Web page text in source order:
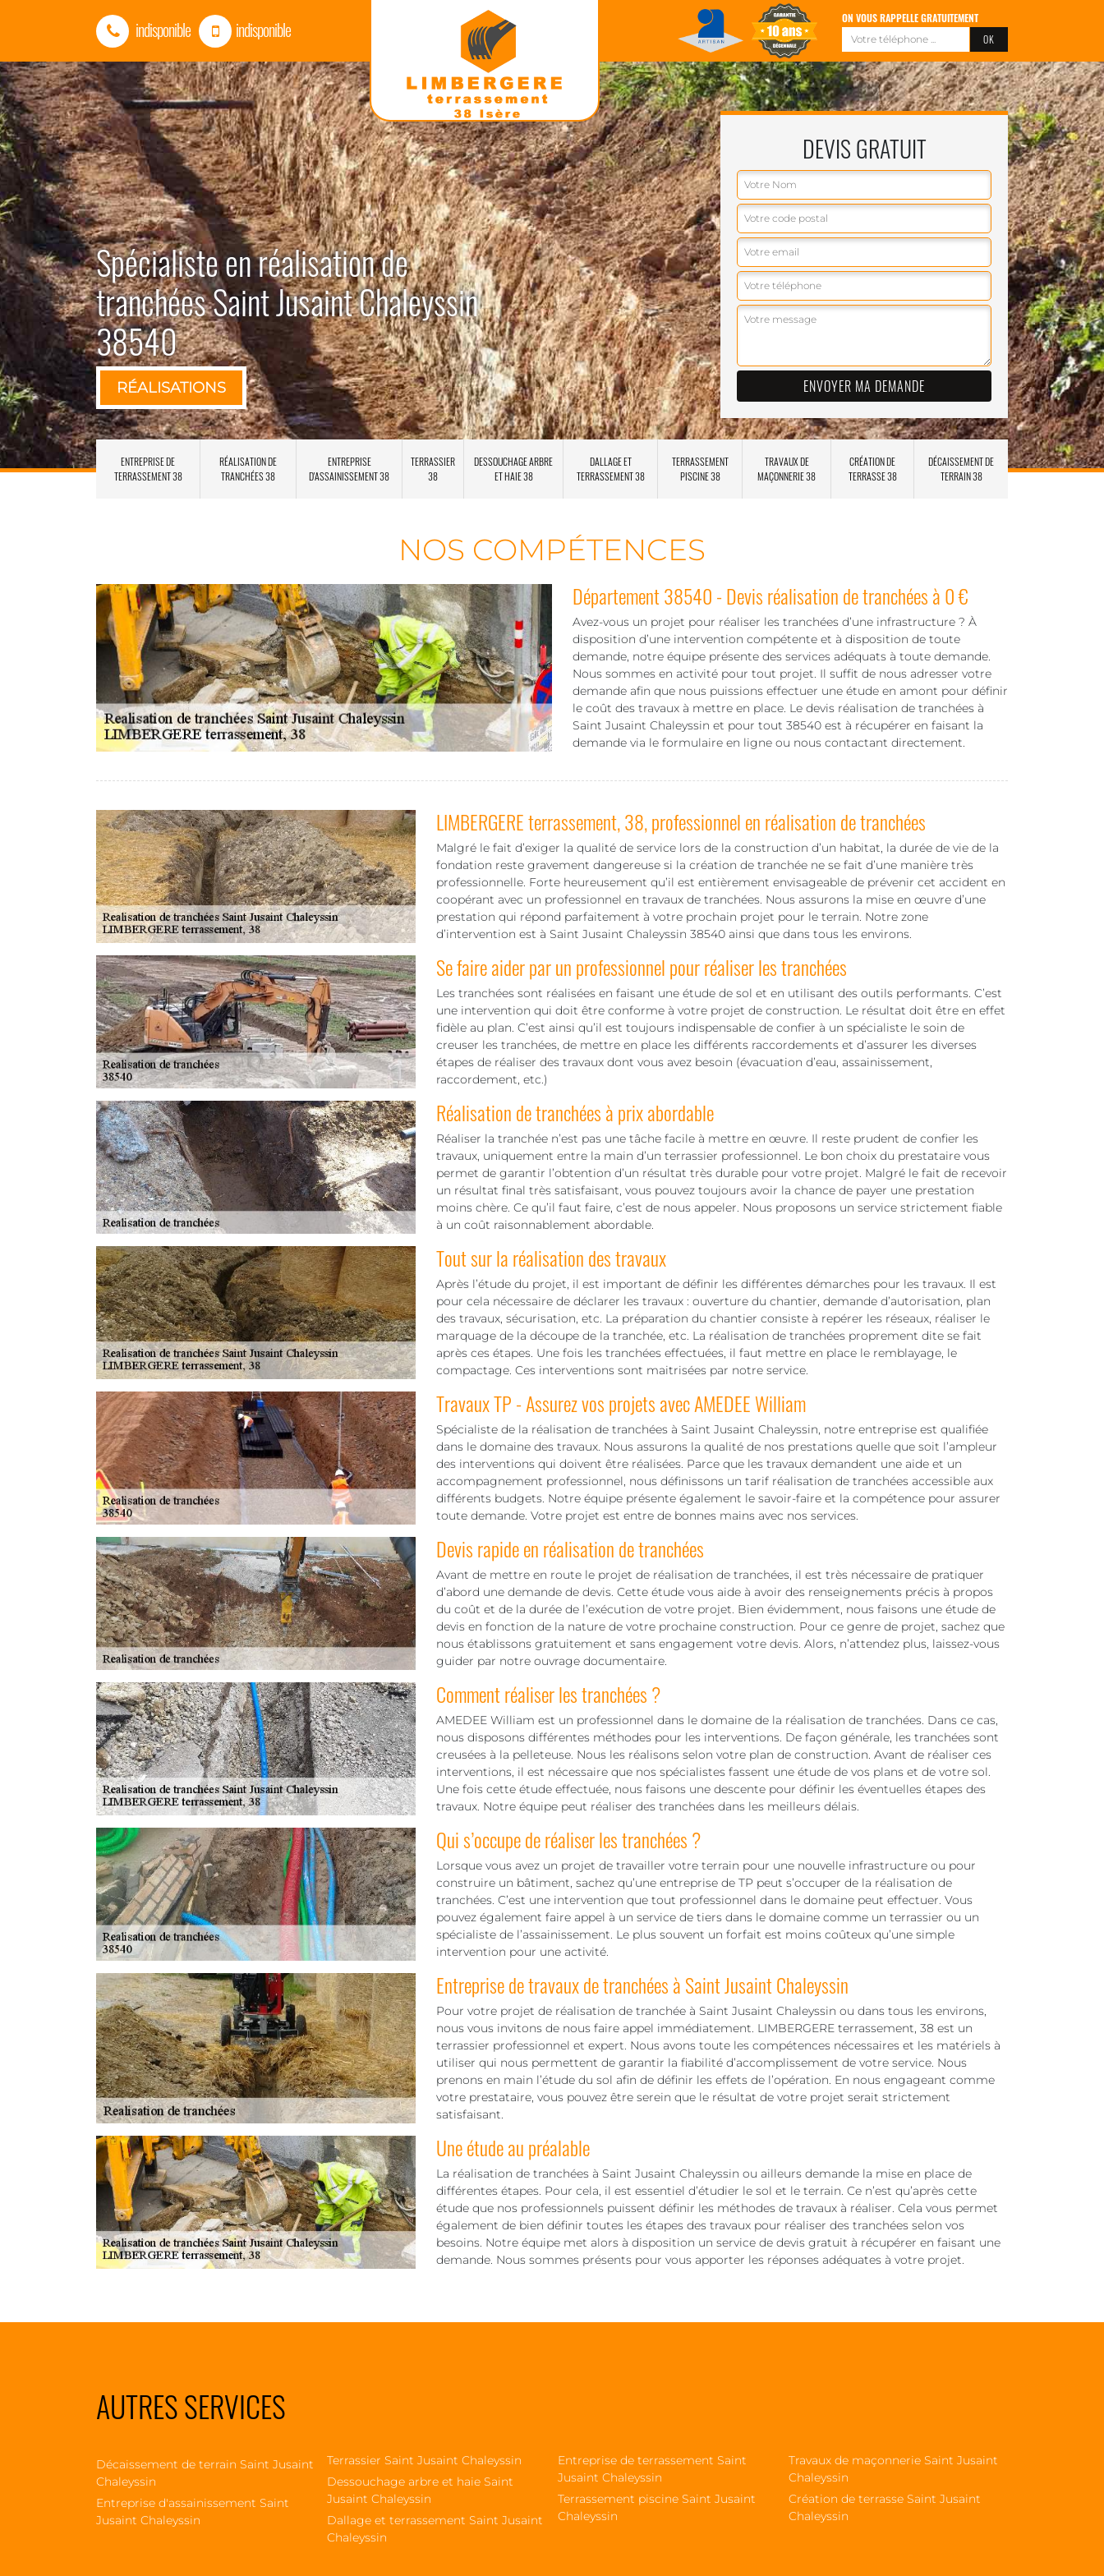
indisponible indisponible ON VOUS RAPPELLE GRATUITEMENT
Spécialiste en réalisation de
tranchées Saint Jusaint Chaleyssin
38540
RÉALISATIONS
DEVIS GRATUIT
ENTREPRISE DE
TERRASSEMENT 38
RÉALISATION DE
TRANCHÉES 38
ENTREPRISE
D'ASSAINISSEMENT 38
TERRASSIER
38
DESSOUCHAGE ARBRE
ET HAIE 38
DALLAGE ET
TERRASSEMENT 38
TERRASSEMENT
PISCINE 38
TRAVAUX DE
MAÇONNERIE 38
CRÉATION DE
TERRASSE 38
DÉCAISSEMENT DE
TERRAIN 38
NOS COMPÉTENCES
Département 38540 - Devis réalisation de tranchées à 0 €
Avez-vous un projet pour réaliser les tranchées d’une infrastructure ? À
disposition d’une intervention compétente et à disposition de toute
demande, notre équipe présente des services adéquats à toute demande.
Nous sommes en activité pour tout projet. Il suffit de nous adresser votre
demande afin que nous puissions effectuer une étude en amont pour définir
le coût des travaux à mettre en place. Le devis réalisation de tranchées à
Saint Jusaint Chaleyssin et pour tout 38540 est à récupérer en faisant la
demande via le formulaire en ligne ou nous contactant directement.
LIMBERGERE terrassement, 38, professionnel en réalisation de tranchées
Malgré le fait d’exiger la qualité de service lors de la construction d’un habitat, la durée de vie de la
fondation reste gravement dangereuse si la création de tranchée ne se fait d’une manière très
professionnelle. Forte heureusement qu’il est entièrement envisageable de prévenir cet accident en
coopérant avec un professionnel en travaux de tranchées. Nous assurons la mise en œuvre d’une
prestation qui répond parfaitement à votre prochain projet pour le terrain. Notre zone
d’intervention est à Saint Jusaint Chaleyssin 38540 ainsi que dans tous les environs.
Se faire aider par un professionnel pour réaliser les tranchées
Les tranchées sont réalisées en faisant une étude de sol et en utilisant des outils performants. C’est
une intervention qui doit être conforme à votre projet de construction. Le résultat doit être en effet
fidèle au plan. C’est ainsi qu’il est toujours indispensable de confier à un spécialiste le soin de
creuser les tranchées, de mettre en place les différents raccordements et d’assurer les diverses
étapes de réaliser des travaux dont vous avez besoin (évacuation d’eau, assainissement,
raccordement, etc.)
Réalisation de tranchées à prix abordable
Réaliser la tranchée n’est pas une tâche facile à mettre en œuvre. Il reste prudent de confier les
travaux, uniquement entre la main d’un terrassier professionnel. Le bon choix du prestataire vous
permet de garantir l’obtention d’un résultat très durable pour votre projet. Malgré le fait de recevoir
un résultat final très satisfaisant, vous pouvez toujours avoir la chance de payer une prestation
moins chère. Ce qu’il faut faire, c’est de nous appeler. Nous proposons un service strictement fiable
à un coût raisonnablement abordable.
Tout sur la réalisation des travaux
Après l’étude du projet, il est important de définir les différentes démarches pour les travaux. Il est
pour cela nécessaire de déclarer les travaux : ouverture du chantier, demande d’autorisation, plan
des travaux, sécurisation, etc. La préparation du chantier consiste à repérer les réseaux, réaliser le
marquage de la découpe de la tranchée, etc. La réalisation de tranchées proprement dite se fait
après ces étapes. Une fois les tranchées effectuées, il faut mettre en place le remblayage, le
compactage. Ces interventions sont maitrisées par notre service.
Travaux TP - Assurez vos projets avec AMEDEE William
Spécialiste de la réalisation de tranchées à Saint Jusaint Chaleyssin, notre entreprise est qualifiée
dans le domaine des travaux. Nous assurons la qualité de nos prestations quelle que soit l’ampleur
des interventions qui doivent être réalisées. Parce que les travaux demandent une aide et un
accompagnement professionnel, nous définissons un tarif réalisation de tranchées accessible aux
différents budgets. Notre équipe présente également le savoir-faire et la compétence pour assurer
toute demande. Votre projet est entre de bonnes mains avec nos services.
Devis rapide en réalisation de tranchées
Avant de mettre en route le projet de réalisation de tranchées, il est très nécessaire de pratiquer
d’abord une demande de devis. Cette étude vous aide à avoir des renseignements précis à propos
du coût et de la durée de l’exécution de votre projet. Bien évidemment, nous faisons une étude de
devis en fonction de la nature de votre prochaine construction. Pour ce genre de projet, sachez que
nous établissons gratuitement et sans engagement votre devis. Alors, n’attendez plus, laissez-vous
guider par notre ouvrage documentaire.
Comment réaliser les tranchées ?
AMEDEE William est un professionnel dans le domaine de la réalisation de tranchées. Dans ce cas,
nous disposons différentes méthodes pour les interventions. De façon générale, les tranchées sont
creusées à la pelleteuse. Nous les réalisons selon votre plan de construction. Avant de réaliser ces
interventions, il est nécessaire que nos spécialistes fassent une étude de vos plans et de votre sol.
Une fois cette étude effectuée, nous faisons une descente pour définir les éventuelles étapes des
travaux. Notre équipe peut réaliser des tranchées dans les meilleurs délais.
Qui s’occupe de réaliser les tranchées ?
Lorsque vous avez un projet de travailler votre terrain pour une nouvelle infrastructure ou pour
construire un bâtiment, sachez qu’une entreprise de TP peut s’occuper de la réalisation de
tranchées. C’est une intervention que tout professionnel dans le domaine peut effectuer. Vous
pouvez également faire appel à un service de tiers dans le domaine comme un terrassier ou un
spécialiste de l’assainissement. Le plus souvent un forfait est moins coûteux qu’une simple
intervention pour une activité.
Entreprise de travaux de tranchées à Saint Jusaint Chaleyssin
Pour votre projet de réalisation de tranchée à Saint Jusaint Chaleyssin ou dans tous les environs,
nous vous invitons de nous faire appel immédiatement. LIMBERGERE terrassement, 38 est un
terrassier professionnel et expert. Nous avons toute les compétences nécessaires et les matériels à
utiliser qui nous permettent de garantir la fiabilité d’accomplissement de votre service. Nous
prenons en main l’étude du sol afin de définir les effets de l’opération. En nous engageant comme
votre prestataire, vous pouvez être serein que le résultat de votre projet serait strictement
satisfaisant.
Une étude au préalable
La réalisation de tranchées à Saint Jusaint Chaleyssin ou ailleurs demande la mise en place de
différentes étapes. Pour cela, il est essentiel d’étudier le sol et le terrain. Ce n’est qu’après cette
étude que nos professionnels puissent définir les méthodes de travaux à réaliser. Cela vous permet
également de bien définir toutes les étapes des travaux pour réaliser des tranchées selon vos
besoins. Notre équipe met alors à disposition un service de devis gratuit à récupérer en faisant une
demande. Nous sommes présents pour vous apporter les réponses adéquates à votre projet.
AUTRES SERVICES
Décaissement de terrain Saint Jusaint
Chaleyssin
Entreprise d'assainissement Saint
Jusaint Chaleyssin
Terrassier Saint Jusaint Chaleyssin
Dessouchage arbre et haie Saint
Jusaint Chaleyssin
Dallage et terrassement Saint Jusaint
Chaleyssin
Entreprise de terrassement Saint
Jusaint Chaleyssin
Terrassement piscine Saint Jusaint
Chaleyssin
Travaux de maçonnerie Saint Jusaint
Chaleyssin
Création de terrasse Saint Jusaint
Chaleyssin